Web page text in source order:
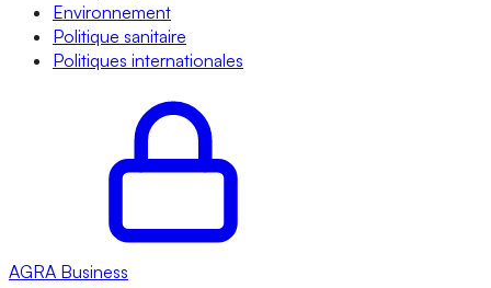
Environnement
Politique sanitaire
Politiques internationales
AGRA Business